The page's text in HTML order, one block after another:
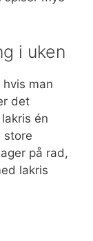
i uken
man
det
én
store
på rad,
lakris